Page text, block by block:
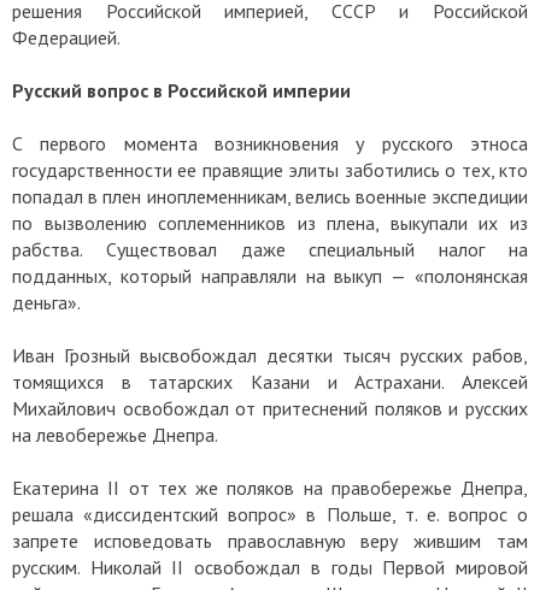
решения Российской империей, СССР и Российской
Федерацией.
Русский вопрос в Российской империи
С первого момента возникновения у русского этноса
государственности ее правящие элиты заботились о тех, кто
попадал в плен иноплеменникам, велись военные экспедиции
по вызволению соплеменников из плена, выкупали их из
рабства. Существовал даже специальный налог на
подданных, который направляли на выкуп — «полонянская
деньга».
Иван Грозный высвобождал десятки тысяч русских рабов,
томящихся в татарских Казани и Астрахани. Алексей
Михайлович освобождал от притеснений поляков и русских
на левобережье Днепра.
Екатерина II от тех же поляков на правобережье Днепра,
решала «диссидентский вопрос» в Польше, т. е. вопрос о
запрете исповедовать православную веру жившим там
русским. Николай II освобождал в годы Первой мировой